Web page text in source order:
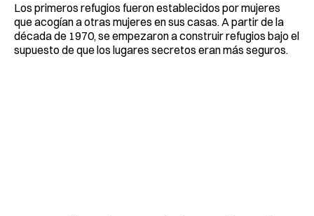
Los primeros refugios fueron establecidos por mujeres
que acogían a otras mujeres en sus casas. A partir de la
década de 1970, se empezaron a construir refugios bajo el
supuesto de que los lugares secretos eran más seguros.